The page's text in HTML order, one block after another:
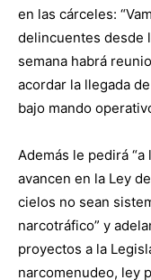
en las cárceles:
delincuentes desde
semana habrá
acordar la llegada
bajo mando
Además le pedirá
avancen en la Ley
cielos no sean
narcotráfico” y
proyectos a la
narcomenudeo, ley